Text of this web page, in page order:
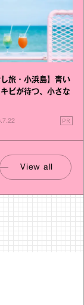
し旅・小浜島】青い
ビが待つ、小さな
PR
View all